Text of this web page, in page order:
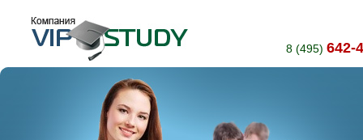
8 (495) 642-